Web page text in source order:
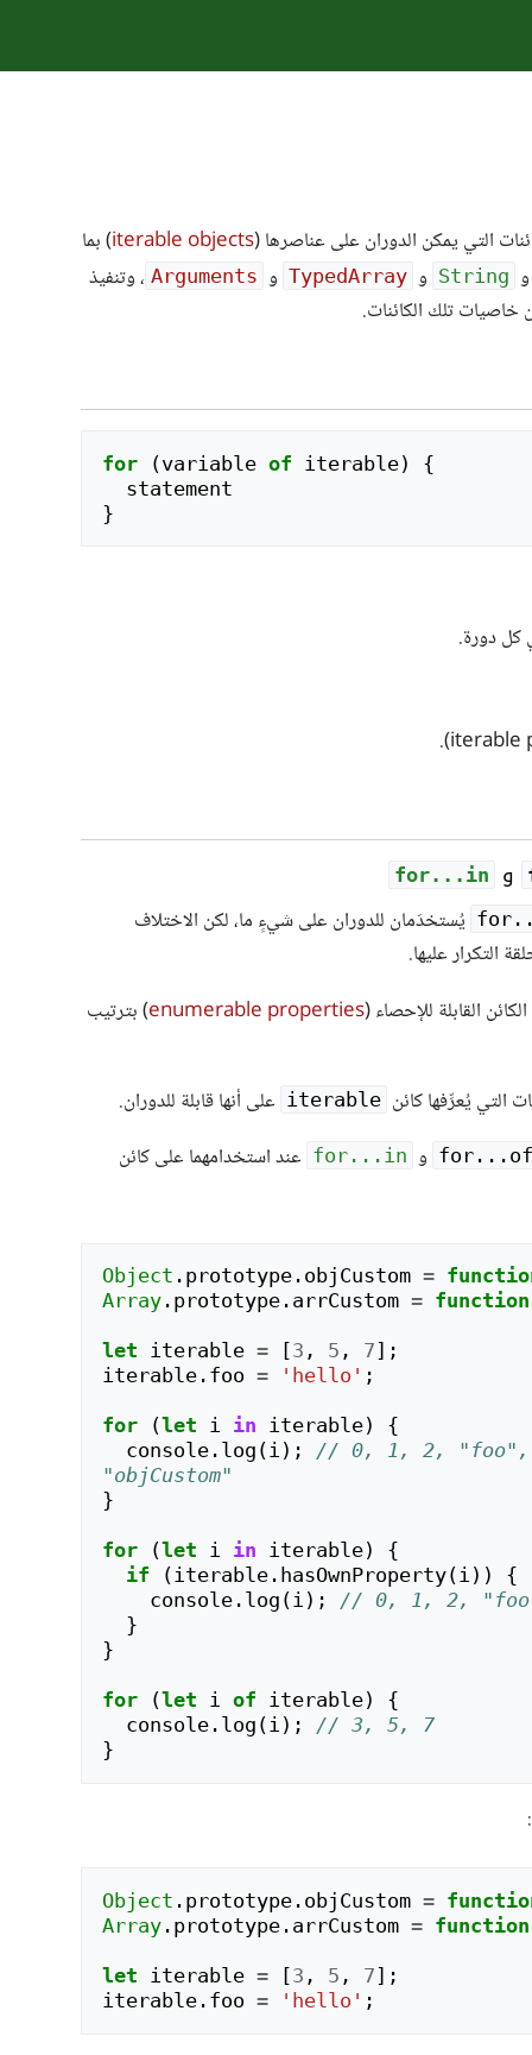
التي يمكن الدوران على عناصرها (iterable objects) بما
String و TypedArray و Arguments ، وتنفيذ
تلك الكائنات.
for (variable of iterable)
{
statement
}
كل دورة.
و
for...in
يُستخدَمان للدوران على شيءٍ ما، لكن الاختلاف
التكرار عليها.
القابلة للإحصاء (enumerable properties) بترتيب
التي يُعرِّفها كائن iterable على أنها قابلة للدوران.
for...of و for...in عند استخدامهما على كائن
Object . prototype. objCustom =
Array. prototype. arrCustom = function
let iterable = [3 , 5 , 7];
iterable. foo = 'hello' ;
for (let i in iterable)
{
console. log (i );
// 0, 1, 2, "foo",
"objCustom"
}
for (let i in iterable)
{
if
(iterable. hasOwnProperty(i ))
{
console. log (i );
// 0, 1, 2,
}
}
for (let i of iterable)
{
console. log (i );
// 3, 5, 7
}
Object . prototype. objCustom =
Array. prototype. arrCustom = function
let iterable = [3 , 5 , 7];
iterable. foo = 'hello' ;